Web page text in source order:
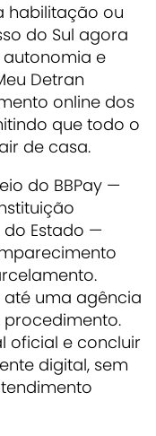
habilitação ou
do Sul agora
e
Detran
online dos
que todo o
de casa.
do BBPay —
Estado —
uma agência
procedimento.
oficial e concluir
digital, sem